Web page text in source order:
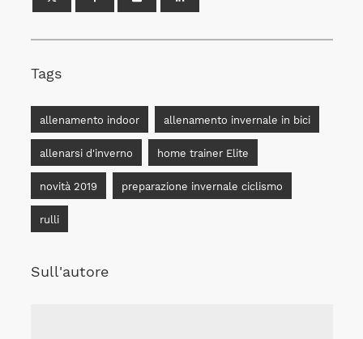
Tags
allenamento indoor allenamento invernale in bici
allenarsi d'inverno home trainer Elite
novità 2019 preparazione invernale ciclismo
rulli
Sull'autore